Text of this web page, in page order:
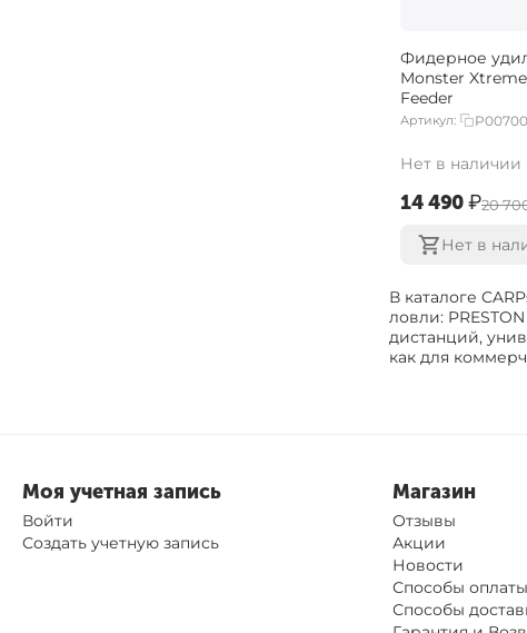
В каталоге
ловли:
дистанций,
как для
Фидерное
Monster
Feeder
Артикул:
Нет в наличии
‍14 490‍₽‍20
Нет в
Моя учетная запись
Войти
Создать учетную запись
Магазин
Отзывы
Акции
Новости
Способы оплаты
Способы